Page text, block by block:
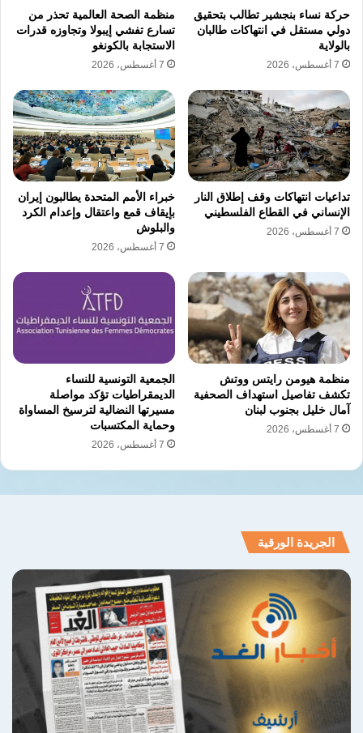
بضرورة توخي اقصى درجات الحيطة والحذر في
ظل التوترات المتصاعدة التي تشهدها منطقة
استهداف ناقلات الطاقة التجارة العالمية
القانون الدولي امن الملاحة البحرية
ميناء مسيعيد
حركة نساء بنجشير تطالب بتحقيق
دولي مستقل في انتهاكات طالبان
بالولاية
7 أغسطس، 2026
منظمة الصحة العالمية تحذر من
تسارع تفشي إيبولا وتجاوزه قدرات
الاستجابة بالكونغو
7 أغسطس، 2026
تداعيات انتهاكات وقف إطلاق النار
الإنساني في القطاع الفلسطيني
7 أغسطس، 2026
خبراء الأمم المتحدة يطالبون إيران
بإيقاف قمع واعتقال وإعدام الكرد
والبلوش
7 أغسطس، 2026
منظمة هيومن رايتس ووتش
تكشف تفاصيل استهداف الصحفية
آمال خليل بجنوب لبنان
7 أغسطس، 2026
الجمعية التونسية للنساء
الديمقراطيات تؤكد مواصلة
مسيرتها النضالية لترسيخ المساواة
وحماية المكتسبات
7 أغسطس، 2026
الجريدة الورقية